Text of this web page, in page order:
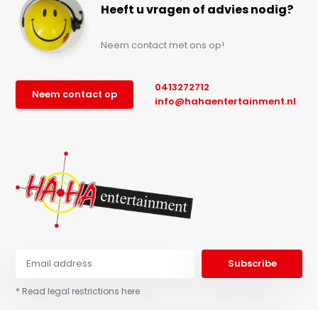
Heeft u vragen of advies nodig?
Neem contact met ons op!
Neem contact op
0413272712
info@hahaentertainment.nl
Subscribe
* Read legal restrictions here